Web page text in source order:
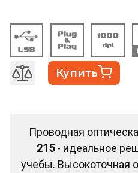
Купить
Проводная
215- идеальное
учебы. Высокоточная